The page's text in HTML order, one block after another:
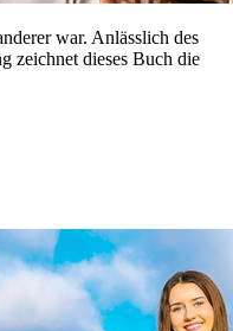
war. Anlässlich des
zeichnet dieses Buch die